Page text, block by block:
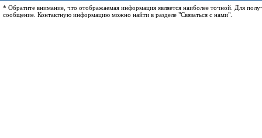
* Обратите внимание, что отображаемая информация является наиболее точной. Для
сообщение. Контактную информацию можно найти в разделе "Связаться с нами".